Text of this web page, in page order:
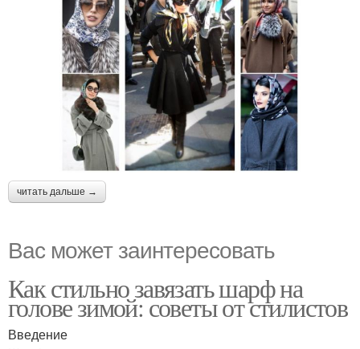
читать дальше →
Вас может заинтересовать
Как стильно завязать шарф на
голове зимой: советы от стилистов
Введение